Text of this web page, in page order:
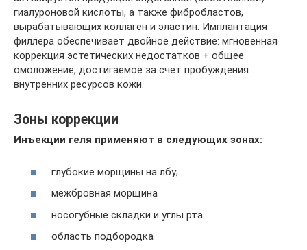
гиалуроновой кислоты, а также фибробластов,
вырабатывающих коллаген и эластин. Имплантация
филлера обеспечивает двойное действие: мгновенная
коррекция эстетических недостатков + общее
омоложение, достигаемое за счет пробуждения
внутренних ресурсов кожи.
Зоны коррекции
Инъекции геля применяют в следующих зонах:
глубокие морщины на лбу;
межбровная морщина
носогубные складки и углы рта
область подбородка